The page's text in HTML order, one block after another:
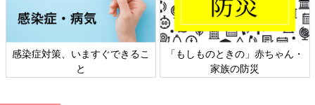
感染症対策、いますぐできるこ
と
「もしものときの」赤ちゃん・
家族の防災